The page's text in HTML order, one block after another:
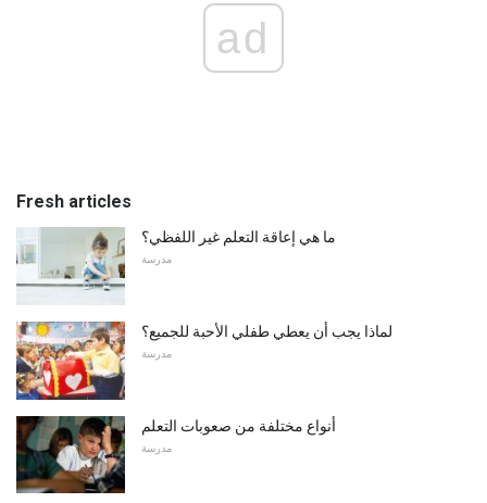
ad
Fresh articles
ما هي إعاقة التعلم غير اللفظي؟
مدرسة
لماذا يجب أن يعطي طفلي الأحبة للجميع؟
مدرسة
أنواع مختلفة من صعوبات التعلم
مدرسة